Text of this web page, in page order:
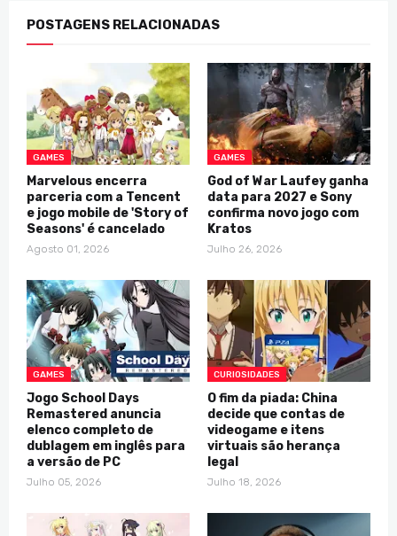
POSTAGENS RELACIONADAS
GAMES
Marvelous encerra
parceria com a Tencent
e jogo mobile de 'Story of
Seasons' é cancelado
Agosto 01, 2026
GAMES
God of War Laufey ganha
data para 2027 e Sony
confirma novo jogo com
Kratos
Julho 26, 2026
GAMES
Jogo School Days
Remastered anuncia
elenco completo de
dublagem em inglês para
a versão de PC
Julho 05, 2026
CURIOSIDADES
O fim da piada: China
decide que contas de
videogame e itens
virtuais são herança
legal
Julho 18, 2026